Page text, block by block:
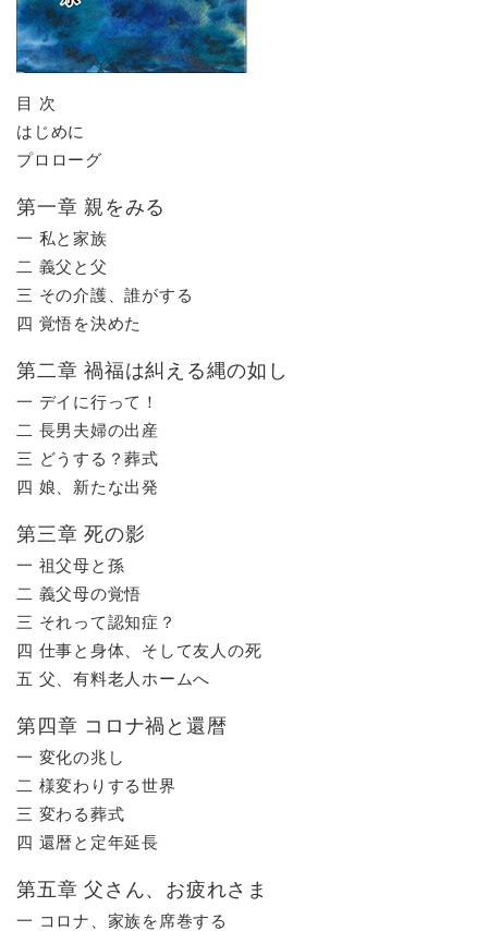
目 次
はじめに
プロローグ
第一章 親をみる
一 私と家族
二 義父と父
三 その介護、誰がする
四 覚悟を決めた
第二章 禍福は糾える縄の如し
一 デイに行って！
二 長男夫婦の出産
三 どうする？葬式
四 娘、新たな出発
第三章 死の影
一 祖父母と孫
二 義父母の覚悟
三 それって認知症？
四 仕事と身体、そして友人の死
五 父、有料老人ホームへ
第四章 コロナ禍と還暦
一 変化の兆し
二 様変わりする世界
三 変わる葬式
四 還暦と定年延長
第五章 父さん、お疲れさま
一 コロナ、家族を席巻する